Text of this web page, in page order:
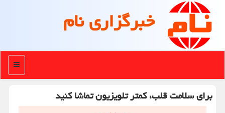
خبرگزاری نام
منو
برای سلامت قلب، کمتر تلویزیون تماشا کنید